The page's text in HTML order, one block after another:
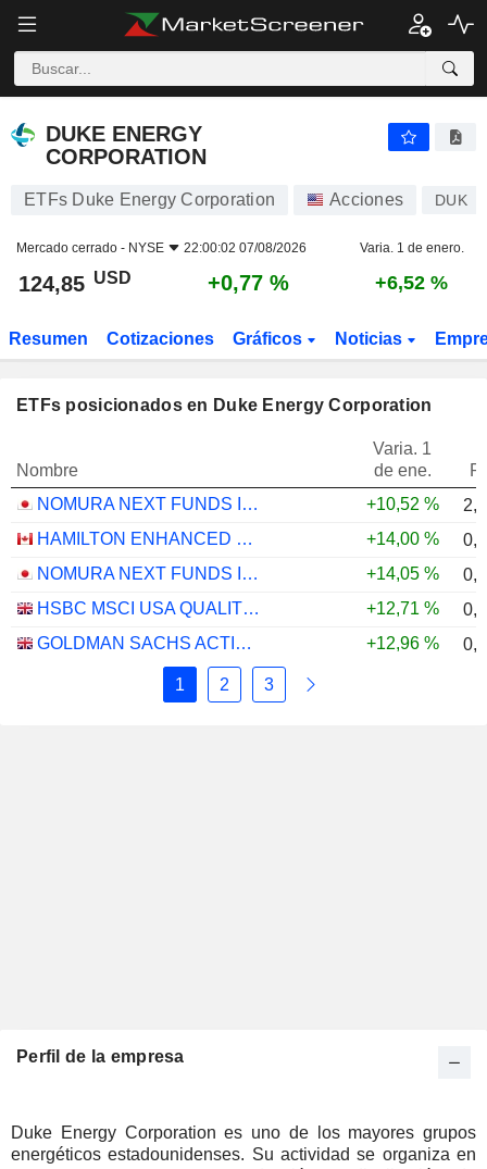
DUKE ENERGY
CORPORATION
ETFs Duke Energy Corporation Acciones DUK
Mercado cerrado - NYSE 22:00:02 07/08/2026 Varia. 1 de enero.
124,85 USD +0,77 % +6,52 %
Resumen Cotizaciones Gráficos Noticias
ETFs posicionados en Duke Energy Corporation
Nombre
Varia. 1
de ene.
NOMURA NEXT FUNDS INTERNATIONAL EQUITY MSCI-KOKUSAI (YEN-HEDGED) ETF - JPY
+10,52 %
HAMILTON ENHANCED MULTI-SECTOR COVERED CALL ETF - CAD
+14,00 %
NOMURA NEXT FUNDS INTERNATIONAL EQUITY MSCI-KOKUSAI (UNHEDGED) ETF - JPY
+14,05 %
HSBC MSCI USA QUALITY UCITS ETF - USD
+12,71 %
GOLDMAN SACHS ACTIVEBETA PARIS-ALIGNED SUSTAINABLE US LARGE CAP EQUITY UCITS ETF - USD
+12,96 %
1 2 3
Perfil de la empresa
Duke Energy Corporation es uno de los mayores grupos
energéticos estadounidenses. Su actividad se organiza en